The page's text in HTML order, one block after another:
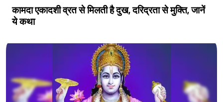
कामदा एकादशी व्रत से मिलती है दुख, दरिद्रता से मुक्ति, जानें
ये कथा